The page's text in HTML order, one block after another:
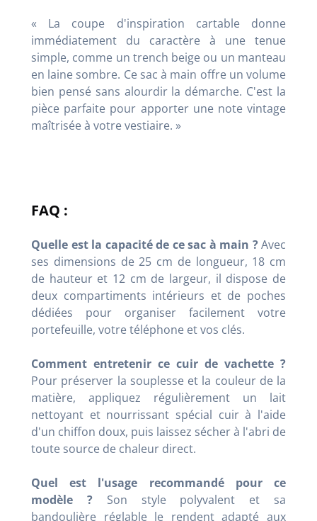
« La coupe d'inspiration cartable donne
immédiatement du caractère à une tenue
simple, comme un trench beige ou un manteau
en laine sombre. Ce sac à main offre un volume
bien pensé sans alourdir la démarche. C'est la
pièce parfaite pour apporter une note vintage
maîtrisée à votre vestiaire. »
FAQ :
Quelle est la capacité de ce sac à main ?Avec
ses dimensions de 25 cm de longueur, 18 cm
de hauteur et 12 cm de largeur, il dispose de
deux compartiments intérieurs et de poches
dédiées pour organiser facilement votre
portefeuille, votre téléphone et vos clés.
Comment entretenir ce cuir de vachette ?
Pour préserver la souplesse et la couleur de la
matière, appliquez régulièrement un lait
nettoyant et nourrissant spécial cuir à l'aide
d'un chiffon doux, puis laissez sécher à l'abri de
toute source de chaleur direct.
Quel est l'usage recommandé pour ce
modèle ?Son style polyvalent et sa
bandoulière réglable le rendent adapté aux